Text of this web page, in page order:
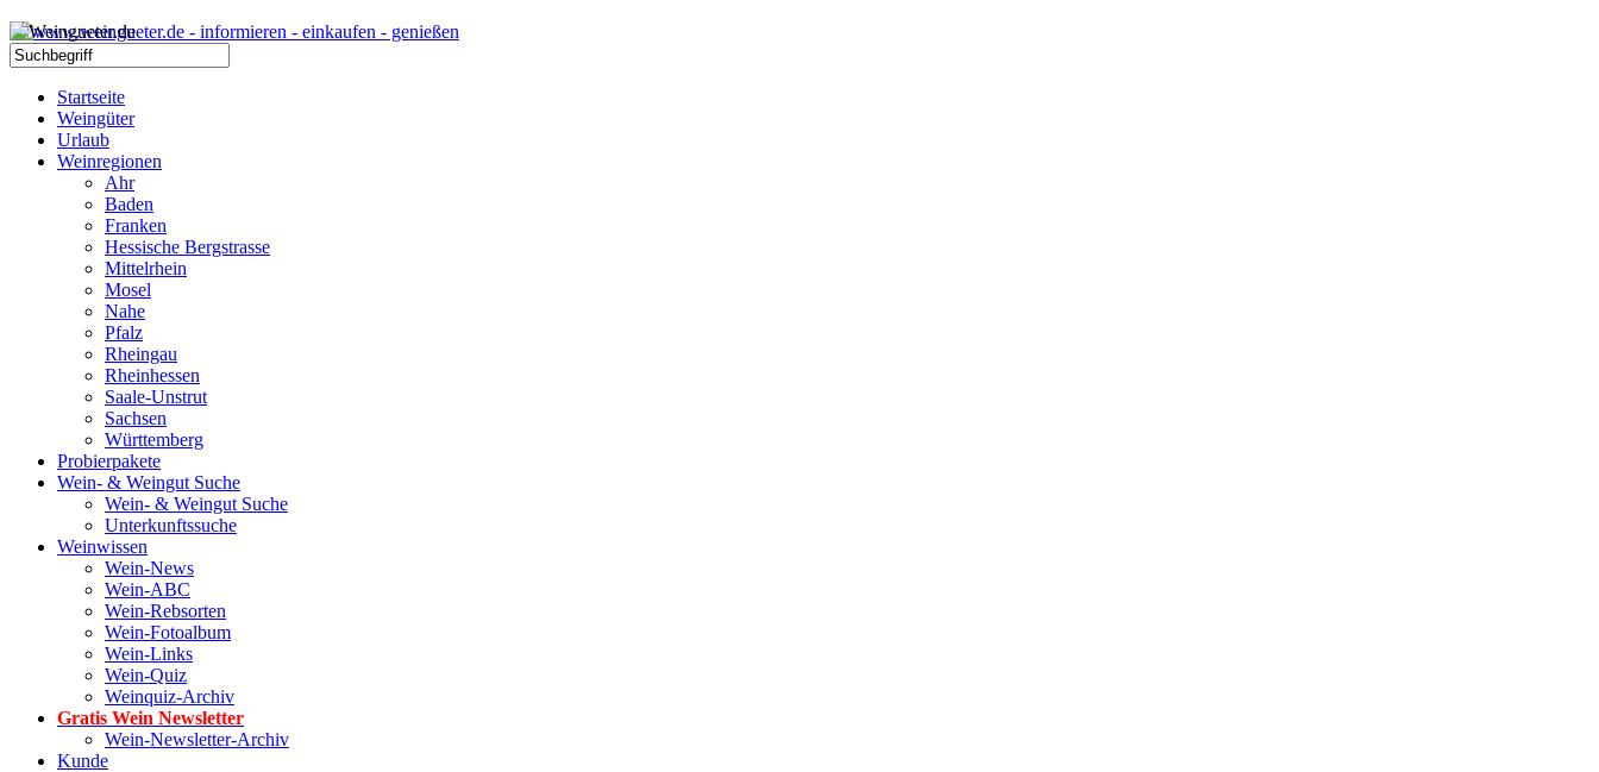
Startseite
Weingüter
Urlaub
Weinregionen
Ahr
Baden
Franken
Hessische Bergstrasse
Mittelrhein
Mosel
Nahe
Pfalz
Rheingau
Rheinhessen
Saale-Unstrut
Sachsen
Württemberg
Probierpakete
Wein- & Weingut Suche
Wein- & Weingut Suche
Unterkunftssuche
Weinwissen
Wein-News
Wein-ABC
Wein-Rebsorten
Wein-Fotoalbum
Wein-Links
Wein-Quiz
Weinquiz-Archiv
Gratis Wein Newsletter
Wein-Newsletter-Archiv
Kunde